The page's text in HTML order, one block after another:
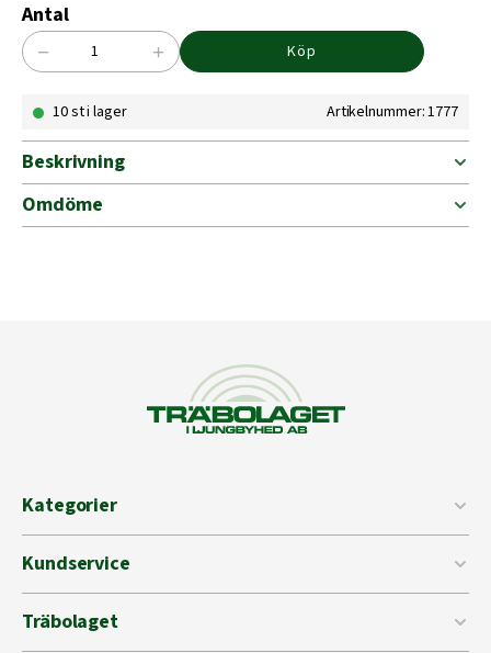
Antal
Bigbag
ca
mängd
− + Köp
10 st i lager Artikelnummer: 1777
Beskrivning
Omdöme
Kategorier
Kundservice
Träbolaget